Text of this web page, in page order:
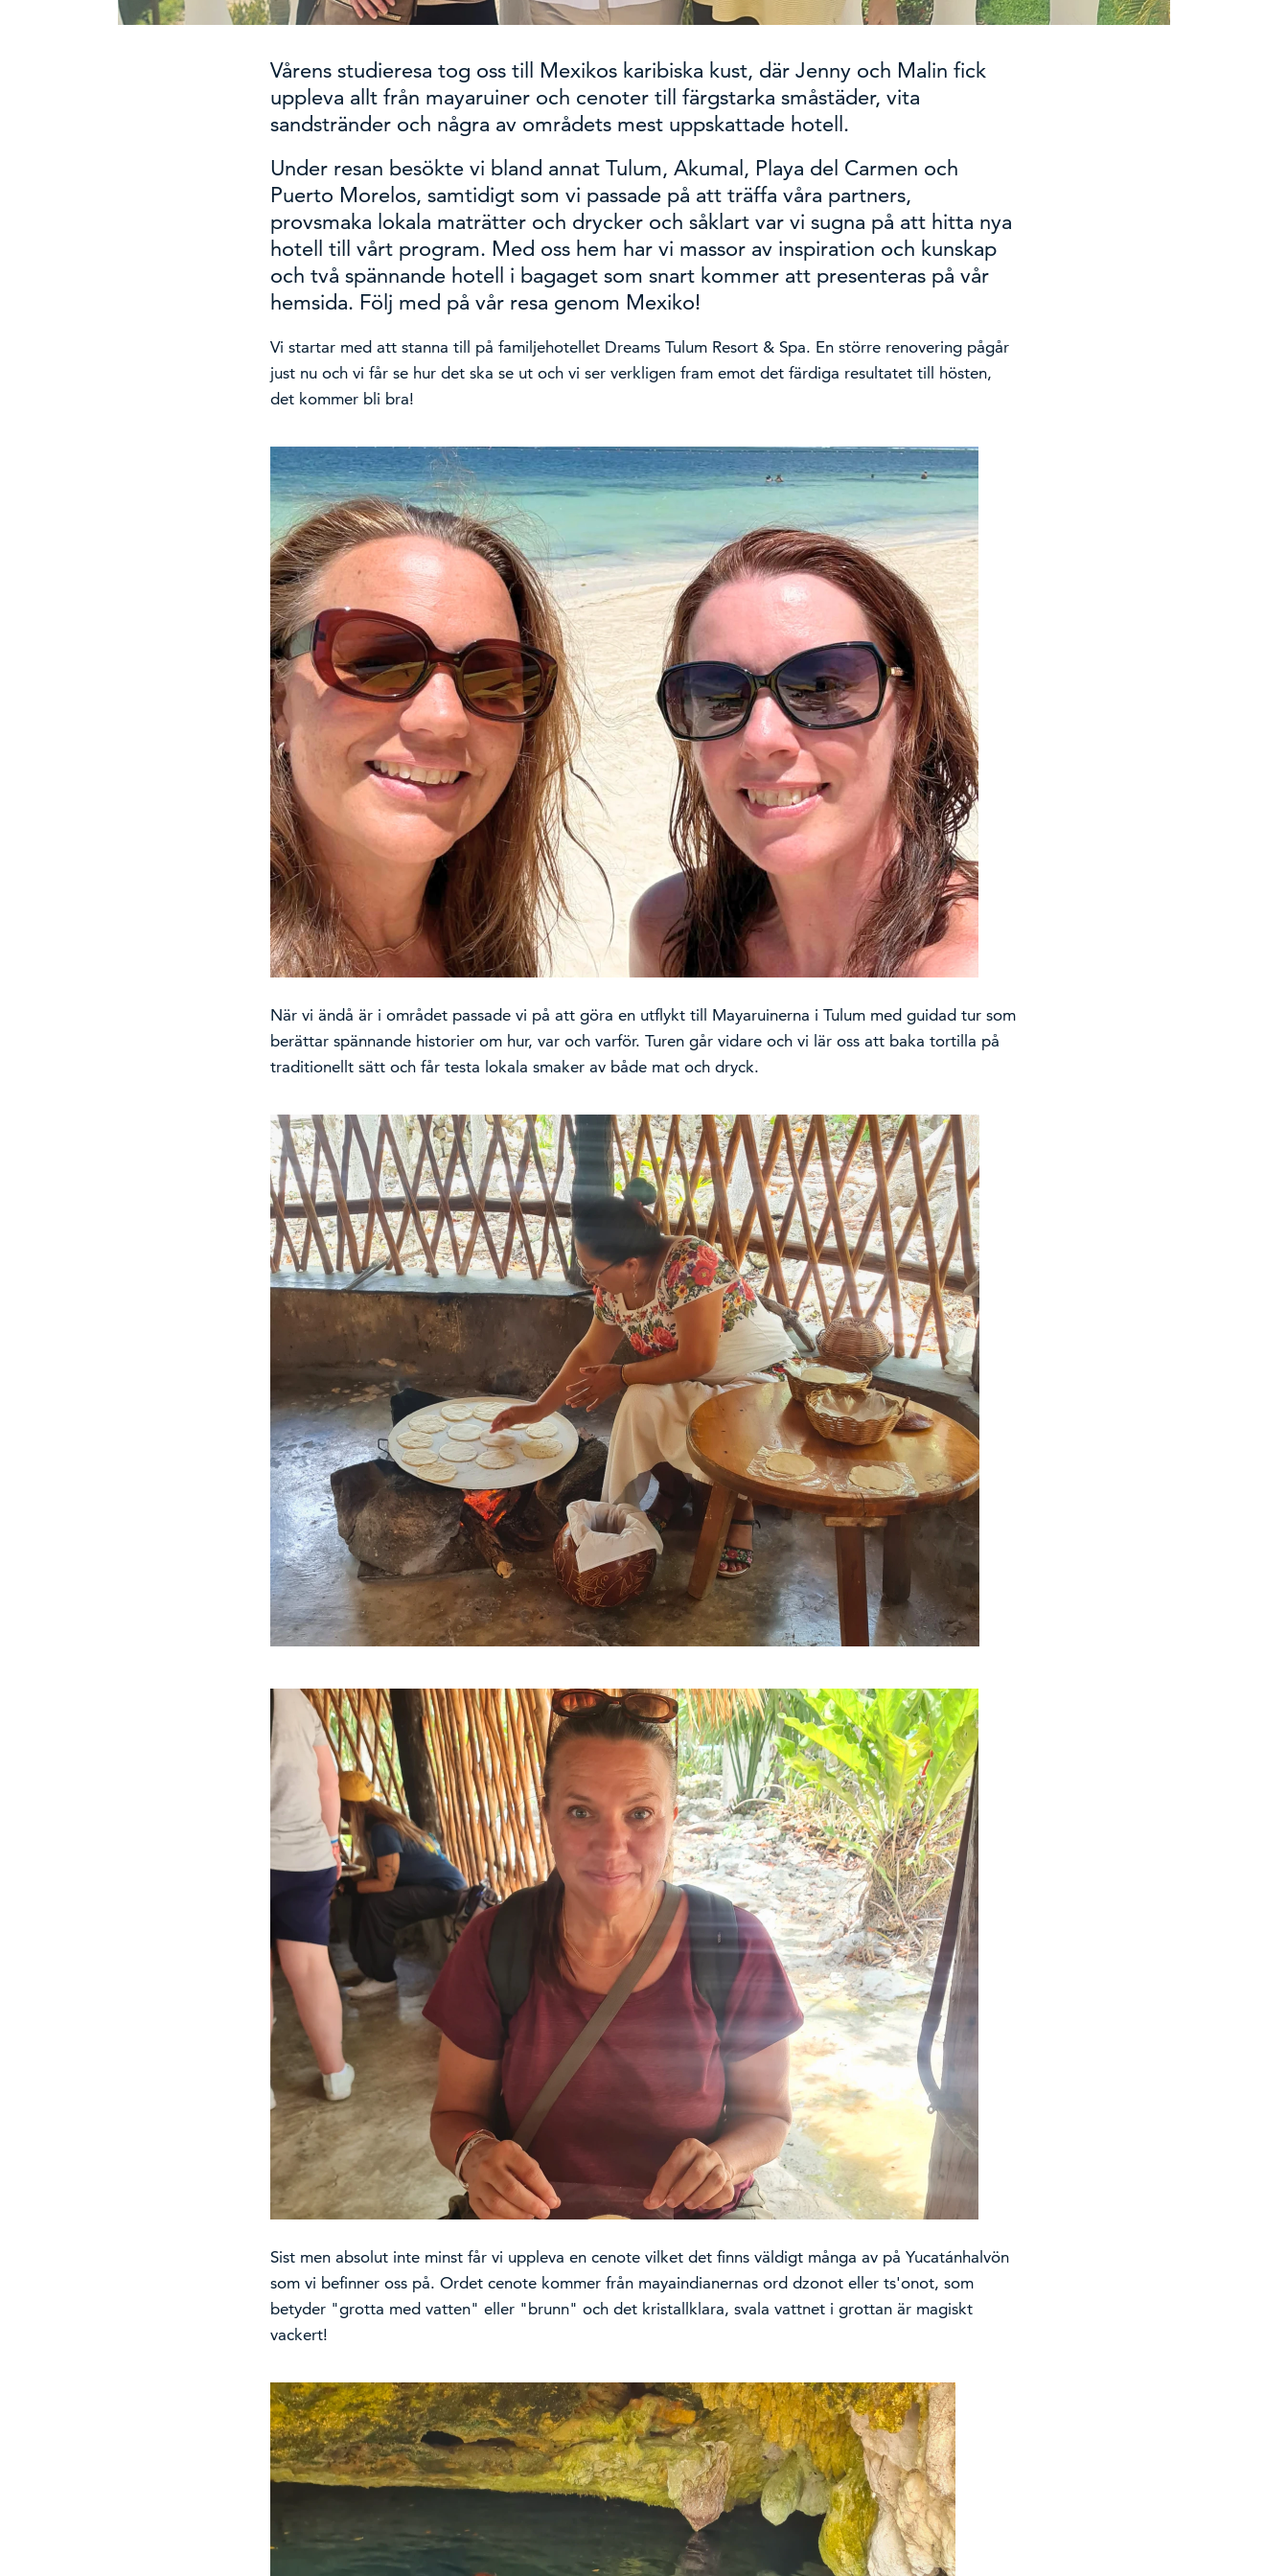
Vårens studieresa tog oss till Mexikos karibiska kust, där Jenny och Malin fick
uppleva allt från mayaruiner och cenoter till färgstarka småstäder, vita
sandstränder och några av områdets mest uppskattade hotell.
Under resan besökte vi bland annat Tulum, Akumal, Playa del Carmen och
Puerto Morelos, samtidigt som vi passade på att träffa våra partners,
provsmaka lokala maträtter och drycker och såklart var vi sugna på att hitta nya
hotell till vårt program. Med oss hem har vi massor av inspiration och kunskap
och två spännande hotell i bagaget som snart kommer att presenteras på vår
hemsida. Följ med på vår resa genom Mexiko!
Vi startar med att stanna till på familjehotellet Dreams Tulum Resort & Spa. En större renovering pågår
just nu och vi får se hur det ska se ut och vi ser verkligen fram emot det färdiga resultatet till hösten,
det kommer bli bra!
När vi ändå är i området passade vi på att göra en utflykt till Mayaruinerna i Tulum med guidad tur som
berättar spännande historier om hur, var och varför. Turen går vidare och vi lär oss att baka tortilla på
traditionellt sätt och får testa lokala smaker av både mat och dryck.
Sist men absolut inte minst får vi uppleva en cenote vilket det finns väldigt många av på Yucatánhalvön
som vi befinner oss på. Ordet cenote kommer från mayaindianernas ord dzonot eller ts'onot, som
betyder "grotta med vatten" eller "brunn" och det kristallklara, svala vattnet i grottan är magiskt
vackert!